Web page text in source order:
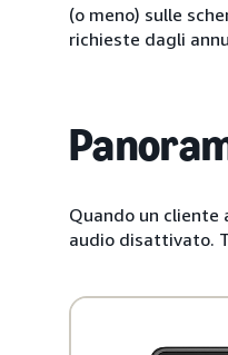
(o meno) sulle
richieste dagli
Quando un cliente
audio disattivato.